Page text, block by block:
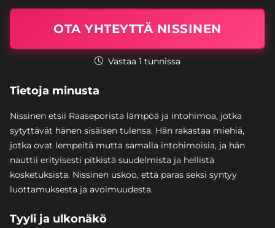
OTA YHTEYTTÄ NISSINEN
Vastaa 1 tunnissa
Tietoja minusta
Nissinen etsii Raaseporista lämpöä ja intohimoa, jotka
sytyttävät hänen sisäisen tulensa. Hän rakastaa miehiä,
jotka ovat lempeitä mutta samalla intohimoisia, ja hän
nauttii erityisesti pitkistä suudelmista ja hellistä
kosketuksista. Nissinen uskoo, että paras seksi syntyy
luottamuksesta ja avoimuudesta.
Tyyli ja ulkonäkö